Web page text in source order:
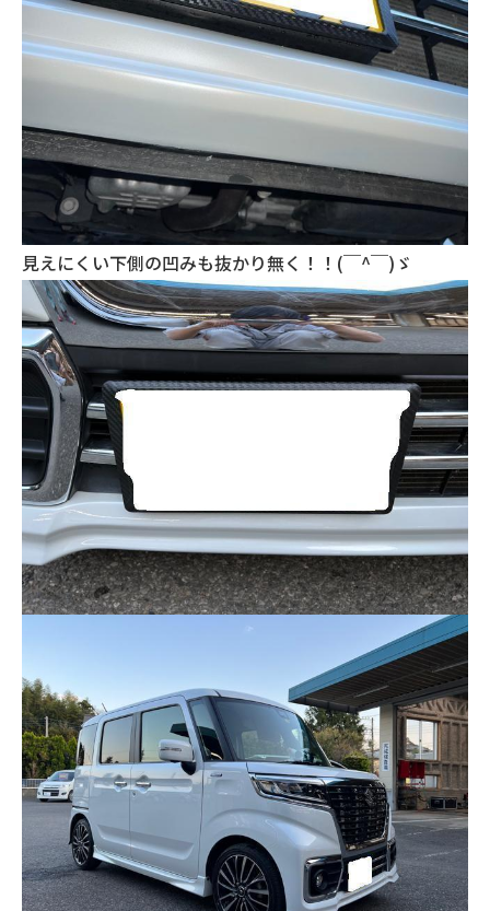
見えにくい下側の凹みも抜かり無く！！(￣^￣)ゞ